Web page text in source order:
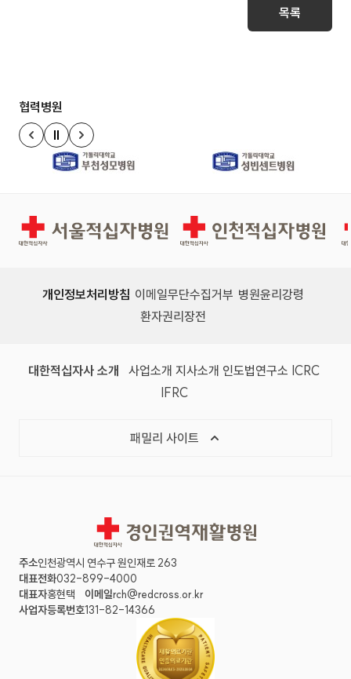
목록
협력병원
이전 슬라이드
정지
다음 슬라이드
경인권역재활병원 인천적십자병원
개인정보처리방침 이메일무단수집거부 병원윤리강령
환자권리장전
대한적십자사 소개 사업소개 지사소개 인도법연구소 ICRC
IFRC
패밀리 사이트
경인권역재활병원
주소인천광역시 연수구 원인재로 263
대표전화032-899-4000
대표자홍현택 이메일rch@redcross.or.kr
사업자등록번호131-82-14366